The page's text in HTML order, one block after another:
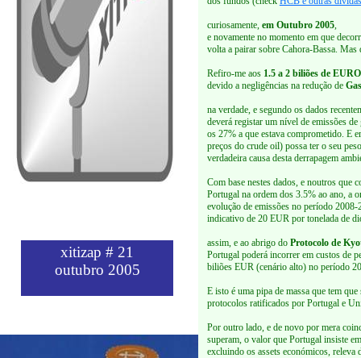
curiosamente, em Outubro 2005,
e novamente no momento em que
volta a pairar sobre Cahora-Bassa.
Refiro-me aos 1.5 a 2 biliões de
devido a negligências na redução de
na verdade, e segundo os dados
deverá registar um nível de emissões
os 27% a que estava comprometido. E
preços do crude oil) possa ter o seu
verdadeira causa desta derrapagem
Com base nestes dados, e noutros que
Portugal na ordem dos 3.5% ao ano, a
evolução de emissões no período
indicativo de 20 EUR por tonelada de
assim, e ao abrigo do Protocolo de
Portugal poderá incorrer em custos de
biliões EUR (cenário alto) no período
E isto é uma pipa de massa que tem
protocolos ratificados por Portugal e
Por outro lado, e de novo por mera
superam, o valor que Portugal insiste
excluindo os assets económicos,
xitizap # 21
outubro 2005